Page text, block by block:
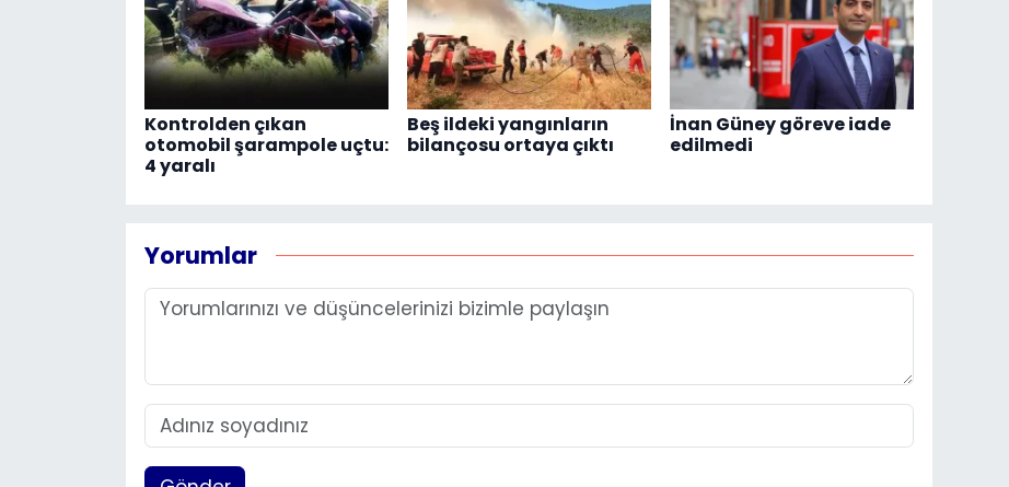
Kontrolden çıkan
otomobil şarampole uçtu:
4 yaralı
Beş ildeki yangınların
bilançosu ortaya çıktı
İnan Güney göreve iade
edilmedi
Yorumlar